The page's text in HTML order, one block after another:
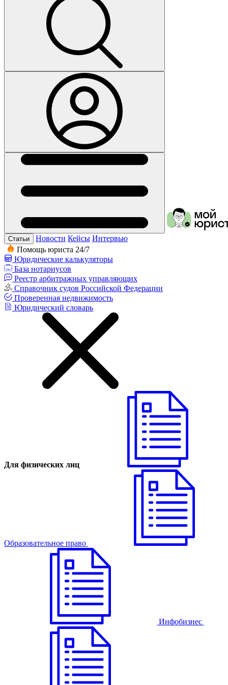
Статьи Новости Кейсы Интервью
Помощь юриста 24/7
Юридические калькуляторы
База нотариусов
Реестр арбитражных управляющих
Справочник судов Российской Федерации
Проверенная недвижимость
Юридический словарь
Для физических лиц
Образовательное право
Инфобизнес